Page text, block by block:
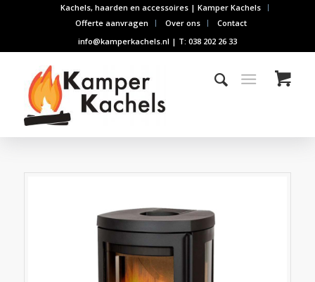
Kachels, haarden en accessoires | Kamper Kachels
Offerte aanvragen
Over ons
Contact
info@kamperkachels.nl | T: 038 202 26 33